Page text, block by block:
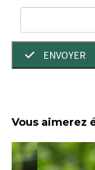
ENVOYER
Vous aimerez